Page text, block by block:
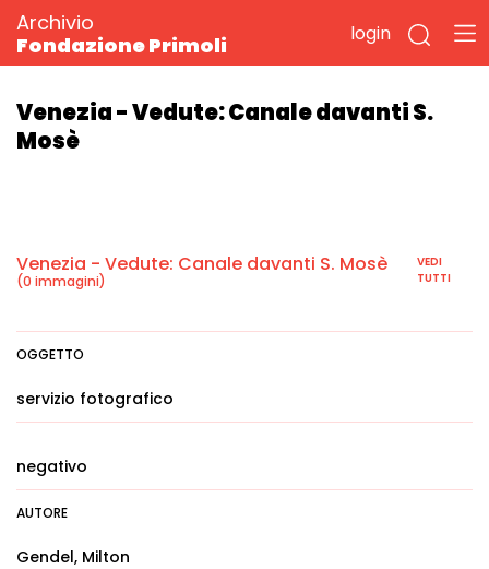
Archivio
Fondazione Primoli
login
Venezia - Vedute: Canale davanti S.
Mosè
Venezia - Vedute: Canale davanti S. Mosè
(0 immagini)
VEDI
TUTTI
OGGETTO
servizio fotografico
negativo
AUTORE
Gendel, Milton